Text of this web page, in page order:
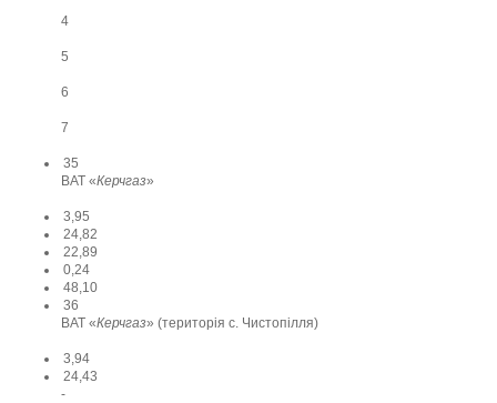
4
5
6
7
35
ВАТ «Керчгаз»
3,95
24,82
22,89
0,24
48,10
36
ВАТ «Керчгаз» (територія с. Чистопілля)
3,94
24,43
-